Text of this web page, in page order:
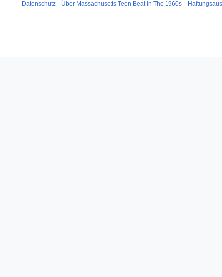
Datenschutz Über Massachusetts Teen Beat In The 1960s